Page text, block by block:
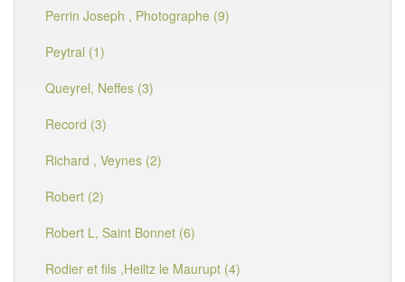
Perrin Joseph , Photographe (9)
Peytral (1)
Queyrel, Neffes (3)
Record (3)
Richard , Veynes (2)
Robert (2)
Robert L, Saint Bonnet (6)
Rodier et fils ,Heiltz le Maurupt (4)